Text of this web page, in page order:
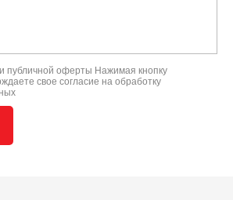
публичной оферты Нажимая кнопку
свое согласие на обработку